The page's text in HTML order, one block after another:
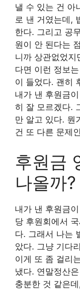
낼 수 있는 건 아
로 낸 거였는데,
한다. 그리고 공
원이 안 된다는
니까 상관없었지
다면 이런 정보
이 들었다. 괜히
내가 낸 후원금
히 잘 모르겠다.
만 알고 있다. 뭔
건 또 다른 문제
후원금
나올까?
내가 낸 후원금
당 후원회에서
다. 그래서 나는
았다. 그냥 기다
이게 또 좀 걸리
냈다. 연말정산
충분한 것 같은